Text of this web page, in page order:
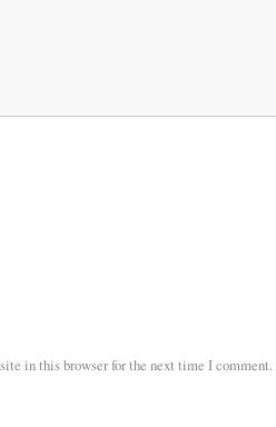
in this browser for the next time I comment.